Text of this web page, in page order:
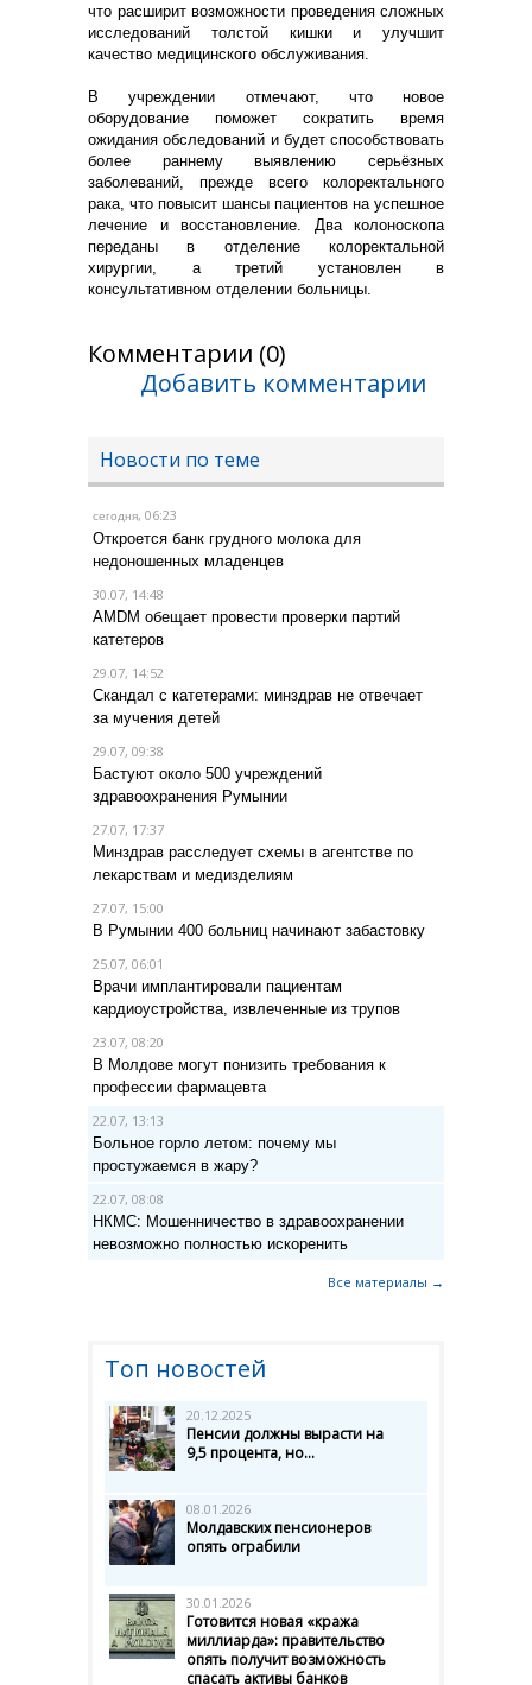
что расширит возможности проведения сложных
исследований толстой кишки и улучшит
качество медицинского обслуживания.
В учреждении отмечают, что новое
оборудование поможет сократить время
ожидания обследований и будет способствовать
более раннему выявлению серьёзных
заболеваний, прежде всего колоректального
рака, что повысит шансы пациентов на успешное
лечение и восстановление. Два колоноскопа
переданы в отделение колоректальной
хирургии, а третий установлен в
консультативном отделении больницы.
Комментарии (0)
Добавить комментарии
Новости по теме
сегодня, 06:23
Откроется банк грудного молока для
недоношенных младенцев
30.07, 14:48
AMDM обещает провести проверки партий
катетеров
29.07, 14:52
Скандал с катетерами: минздрав не отвечает
за мучения детей
29.07, 09:38
Бастуют около 500 учреждений
здравоохранения Румынии
27.07, 17:37
Минздрав расследует схемы в агентстве по
лекарствам и медизделиям
27.07, 15:00
В Румынии 400 больниц начинают забастовку
25.07, 06:01
Врачи имплантировали пациентам
кардиоустройства, извлеченные из трупов
23.07, 08:20
В Молдове могут понизить требования к
профессии фармацевта
22.07, 13:13
Больное горло летом: почему мы
простужаемся в жару?
22.07, 08:08
НКМС: Мошенничество в здравоохранении
невозможно полностью искоренить
Все материалы →
Топ новостей
20.12.2025
Пенсии должны вырасти на
9,5 процента, но...
08.01.2026
Молдавских пенсионеров
опять ограбили
30.01.2026
Готовится новая «кража
миллиарда»: правительство
опять получит возможность
спасать активы банков